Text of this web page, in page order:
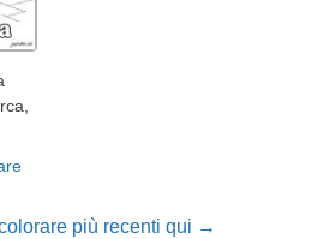
più recenti qui →